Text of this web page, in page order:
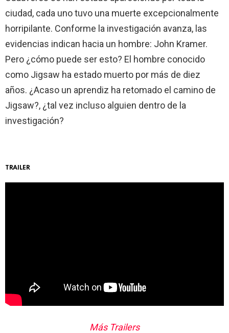
ciudad, cada uno tuvo una muerte excepcionalmente
horripilante. Conforme la investigación avanza, las
evidencias indican hacia un hombre: John Kramer.
Pero ¿cómo puede ser esto? El hombre conocido
como Jigsaw ha estado muerto por más de diez
años. ¿Acaso un aprendiz ha retomado el camino de
Jigsaw?, ¿tal vez incluso alguien dentro de la
investigación?
TRAILER
Más Trailers